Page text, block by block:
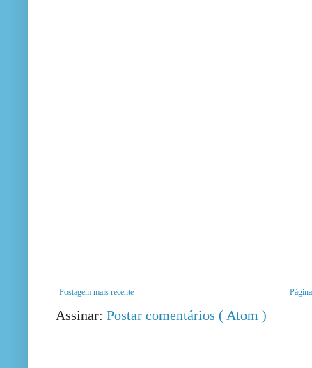
Postagem mais recente
Assinar: Postar comentários ( Atom )